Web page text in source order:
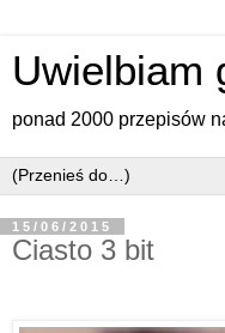
Uwielbiam
ponad 2000 przepisów
15/06/2015
Ciasto 3 bit